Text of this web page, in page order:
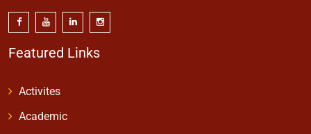
Featured Links
Activites
Academic